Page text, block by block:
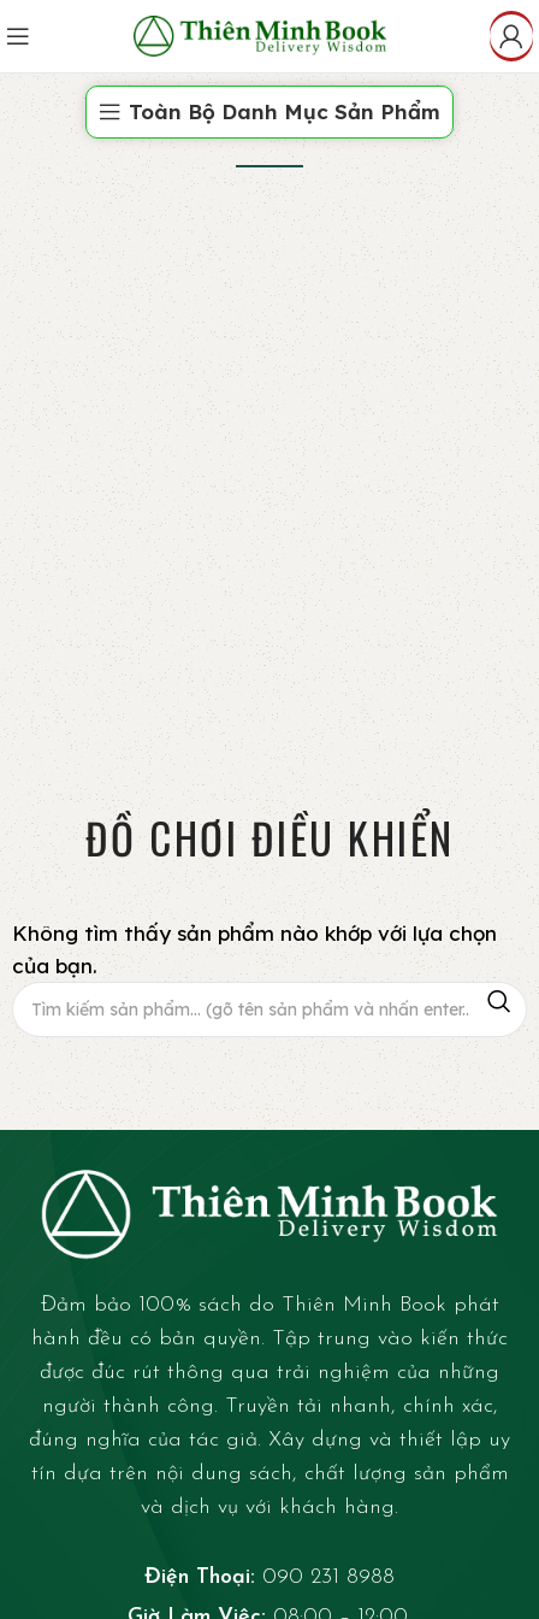
Toàn Bộ Danh Mục Sản Phẩm
ĐỒ CHƠI ĐIỀU KHIỂN
Không tìm thấy sản phẩm nào khớp với lựa chọn
của bạn.
Đảm bảo 100% sách do Thiên Minh Book phát
hành đều có bản quyền. Tập trung vào kiến thức
được đúc rút thông qua trải nghiệm của những
người thành công. Truyền tải nhanh, chính xác,
đúng nghĩa của tác giả. Xây dựng và thiết lập uy
tín dựa trên nội dung sách, chất lượng sản phẩm
và dịch vụ với khách hàng.
Điện Thoại: 090 231 8988